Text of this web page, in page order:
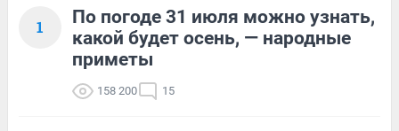
1
По погоде 31 июля можно узнать,
какой будет осень, — народные
приметы
158 200 15